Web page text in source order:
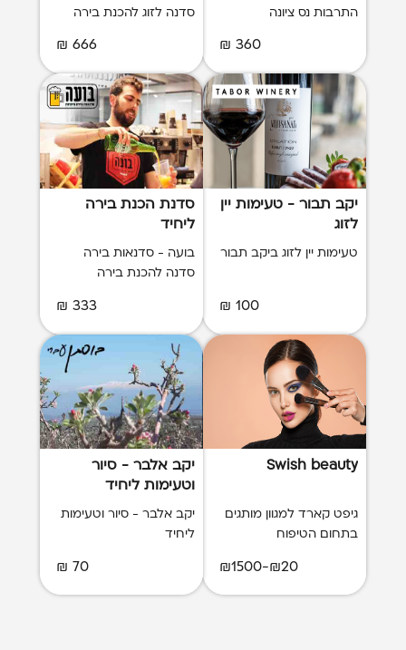
התרבות נס ציונה
360 ₪
סדנה לזוג להכנת בירה
666 ₪
יקב תבור - טעימות יין
לזוג
טעימות יין לזוג ביקב תבור
100 ₪
סדנת הכנת בירה
ליחיד
בועה - סדנאות בירה
סדנה להכנת בירה
333 ₪
Swish beauty
גיפט קארד למגוון מותגים
בתחום הטיפוח
₪20-₪1500
יקב אלבר - סיור
וטעימות ליחיד
יקב אלבר - סיור וטעימות
ליחיד
70 ₪